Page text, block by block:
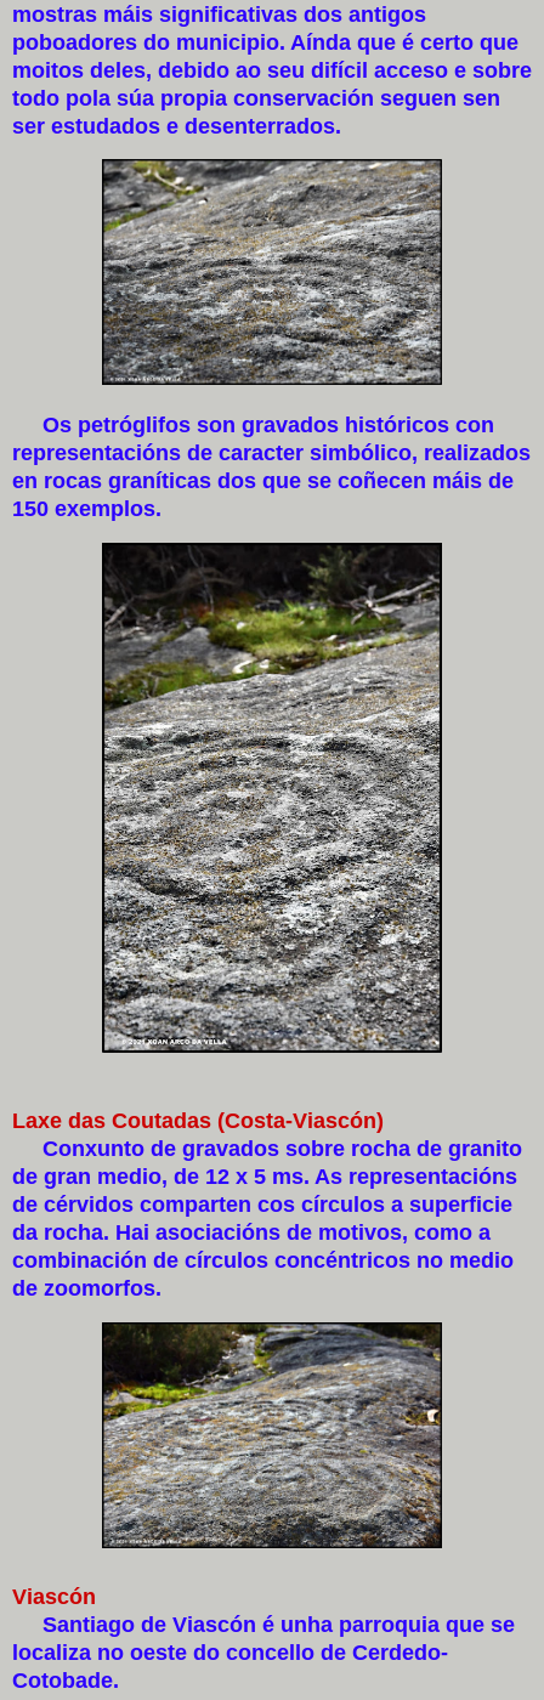
mostras máis significativas dos antigos
poboadores do municipio. Aínda que é certo que
moitos deles, debido ao seu difícil acceso e sobre
todo pola súa propia conservación seguen sen
ser estudados e desenterrados.
Os petróglifos son gravados históricos con
representacións de caracter simbólico, realizados
en rocas graníticas dos que se coñecen máis de
150 exemplos.
Laxe das Coutadas (Costa-Viascón)
Conxunto de gravados sobre rocha de granito
de gran medio, de 12 x 5 ms. As representacións
de cérvidos comparten cos círculos a superficie
da rocha. Hai asociacións de motivos, como a
combinación de círculos concéntricos no medio
de zoomorfos.
Viascón
Santiago de Viascón é unha parroquia que se
localiza no oeste do concello de Cerdedo-
Cotobade.